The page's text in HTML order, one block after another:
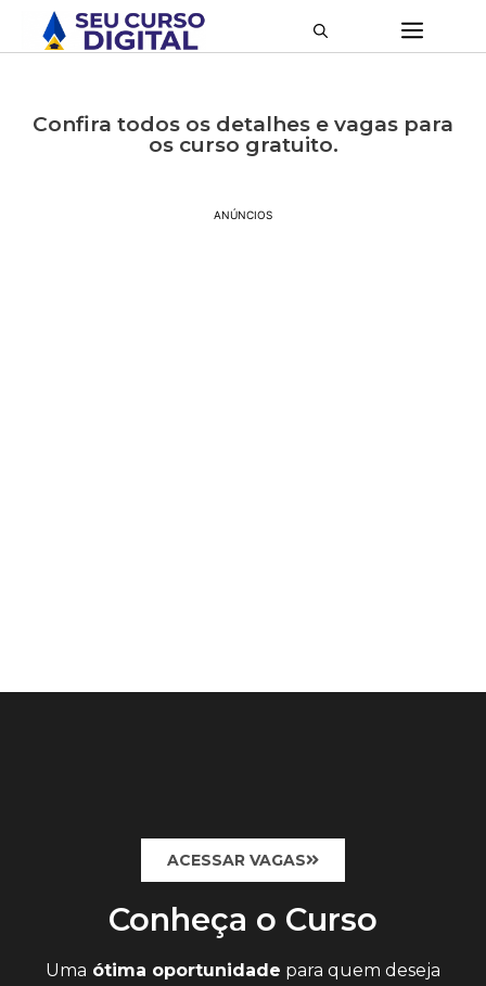
Confira todos os detalhes e vagas para
os curso gratuito.
ANÚNCIOS
ACESSAR VAGAS
Conheça o Curso
Uma ótima oportunidade para quem deseja